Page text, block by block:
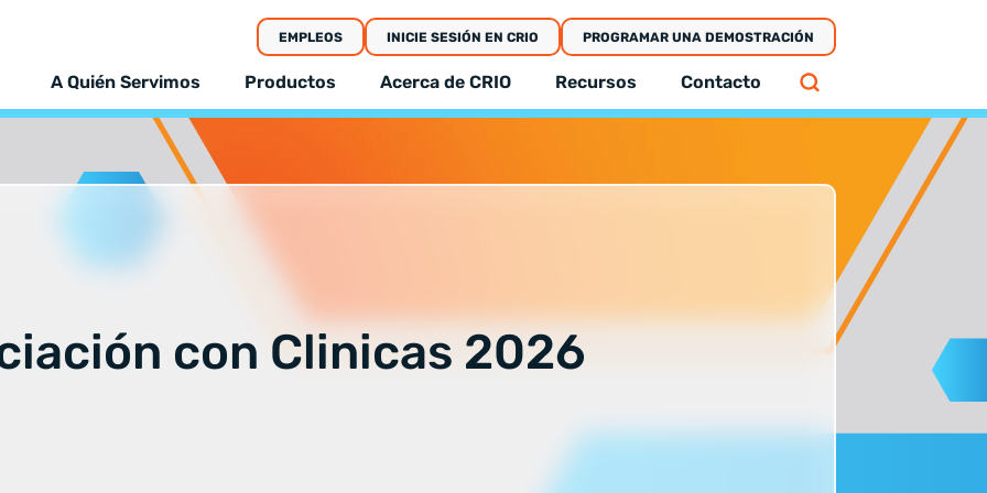
EMPLEOS INICIE SESIÓN EN CRIO PROGRAMAR UNA DEMOSTRACIÓN
A Quién Servimos Productos Acerca de CRIO Recursos Contacto
con Clinicas 2026